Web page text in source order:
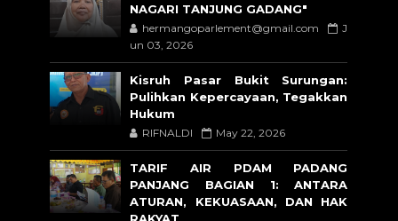
NAGARI TANJUNG GADANG"
hermangoparlement@gmail.com
J
un 03, 2026
Kisruh Pasar Bukit Surungan:
Pulihkan Kepercayaan, Tegakkan
Hukum
RIFNALDI May 22, 2026
TARIF AIR PDAM PADANG
PANJANG BAGIAN 1: ANTARA
ATURAN, KEKUASAAN, DAN HAK
RAKYAT